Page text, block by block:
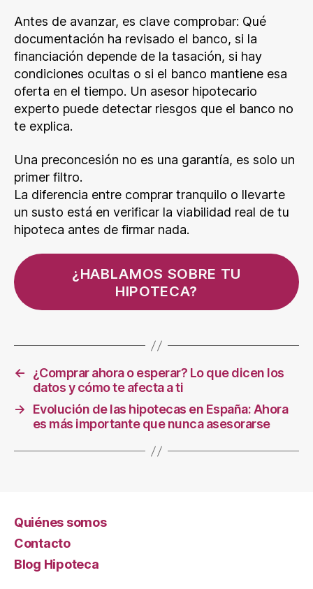
Antes de avanzar, es clave comprobar: Qué
documentación ha revisado el banco, si la
financiación depende de la tasación, si hay
condiciones ocultas o si el banco mantiene esa
oferta en el tiempo. Un asesor hipotecario
experto puede detectar riesgos que el banco no
te explica.
Una preconcesión no es una garantía, es solo un
primer filtro.
La diferencia entre comprar tranquilo o llevarte
un susto está en verificar la viabilidad real de tu
hipoteca antes de firmar nada.
¿HABLAMOS SOBRE TU
HIPOTECA?
←
¿Comprar ahora o esperar? Lo que dicen los
datos y cómo te afecta a ti
→
Evolución de las hipotecas en España: Ahora
es más importante que nunca asesorarse
Quiénes somos
Contacto
Blog Hipoteca